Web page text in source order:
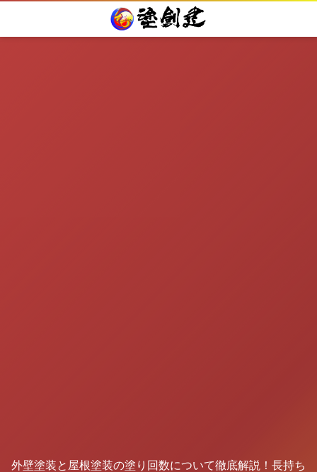
外壁塗装と屋根塗装の塗り回数について徹底解説！長持ち